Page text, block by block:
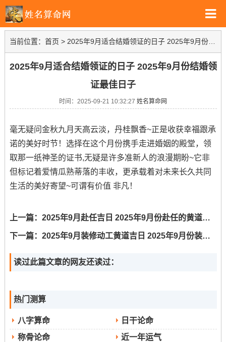
当前位置： 首页 > 2025年9月适合结婚领证的日子 2025年9月份结婚领证最佳日子
2025年9月适合结婚领证的日子 2025年9月份结婚领
证最佳日子
时间：2025-09-21 10:32:27 姓名算命网
毫无疑问金秋九月天高云淡，丹桂飘香~正是收获幸福跟承
诺的美好时节！选择在这个月份携手走进婚姻的殿堂，领
取那一纸神圣的证书,无疑是许多准新人的浪漫期盼~它非
但标记着爱情瓜熟蒂落的丰收，更承载着对未来长久共同
生活的美好寄望~可谓有价值 非凡！
上一篇： 2025年9月赴任吉日 2025年9月份赴任的黄道吉日
下一篇： 2025年9月装修动工黄道吉日 2025年9月份装修开工吉日查询表
读过此篇文章的网友还读过：
热门测算
八字算命
日干论命
称骨论命
近一年运气